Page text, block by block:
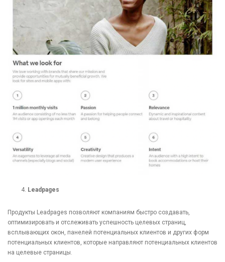
Leadpages
Продукты Leadpages позволяют компаниям быстро создавать,
оптимизировать и отслеживать успешность целевых страниц,
всплывающих окон, панелей потенциальных клиентов и других форм
потенциальных клиентов, которые направляют потенциальных клиентов
на целевые страницы.